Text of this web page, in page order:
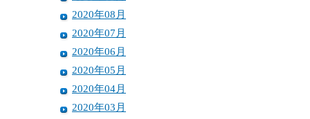
2020年08月
2020年07月
2020年06月
2020年05月
2020年04月
2020年03月